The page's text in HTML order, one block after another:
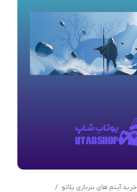
خرید آیتم های بنربازی پلاتو